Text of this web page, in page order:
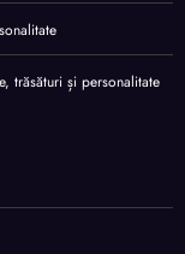
trăsături și personalitate